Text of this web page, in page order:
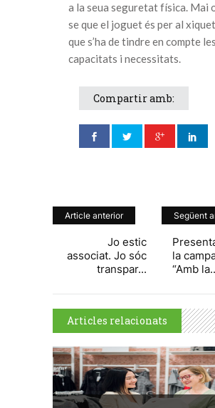
a la seua seguretat física. Mai
se que el joguet és per al
que s’ha de tindre en compte les
capacitats i necessitats.
Compartir amb:
Article anterior
Jo estic
associat. Jo sóc
transpar...
Següent
la
“Amb
Articles relacionats